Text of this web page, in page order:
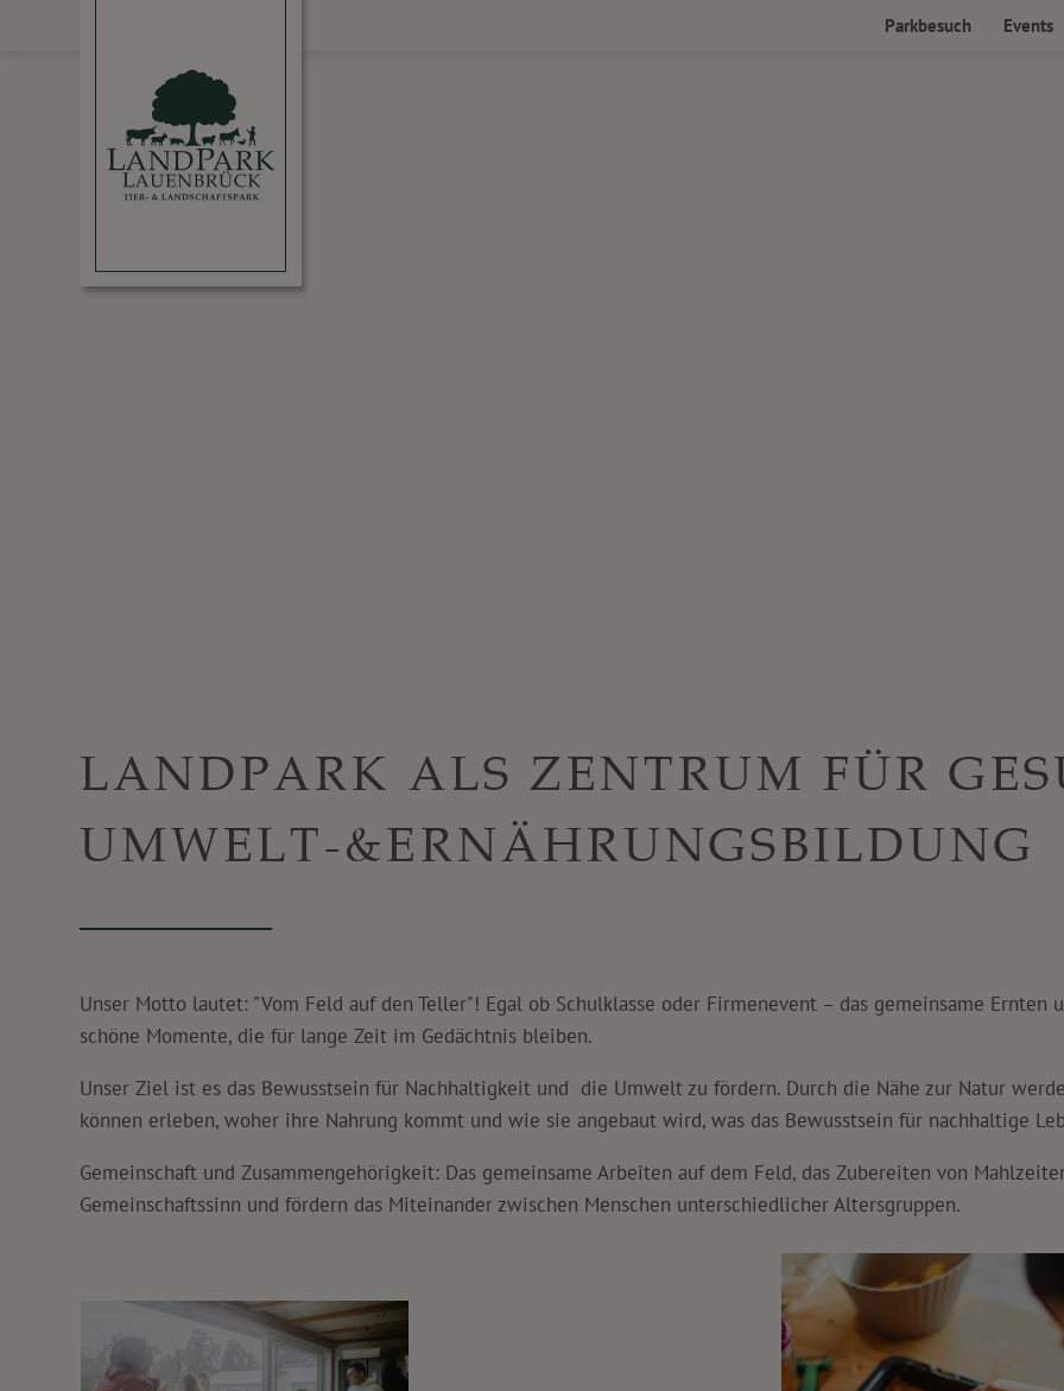
Parkbesuch Events
LANDPARK ALS ZENTRUM FÜR
UMWELT-&ERNÄHRUNGSBILDUNG
Unser Motto lautet: "Vom Feld auf den Teller"! Egal ob Schulklasse oder Firmenevent – das gemeinsame Ernten
schöne Momente, die für lange Zeit im Gedächtnis bleiben.
Unser Ziel ist es das Bewusstsein für Nachhaltigkeit und die Umwelt zu fördern. Durch die Nähe zur Natur
können erleben, woher ihre Nahrung kommt und wie sie angebaut wird, was das Bewusstsein für nachhaltige
Gemeinschaft und Zusammengehörigkeit: Das gemeinsame Arbeiten auf dem Feld, das Zubereiten von
Gemeinschaftssinn und fördern das Miteinander zwischen Menschen unterschiedlicher Altersgruppen.